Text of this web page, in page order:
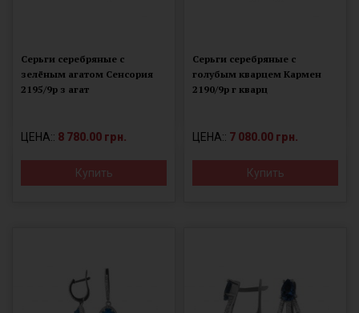
Серьги серебряные с
зелёным агатом Сенсория
2195/9р з агат
ЦЕНА:: 8 780.00 грн.
Купить
Серьги серебряные с
голубым кварцем Кармен
2190/9р г кварц
ЦЕНА:: 7 080.00 грн.
Купить